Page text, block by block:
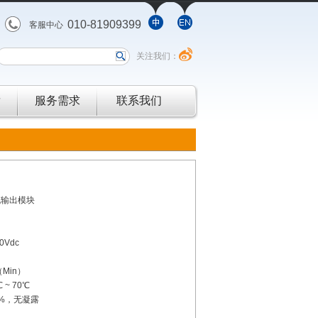
客服中心 010-81909399
关注我们：
服务需求 联系我们
出模块
）
~ 70℃
，无凝露